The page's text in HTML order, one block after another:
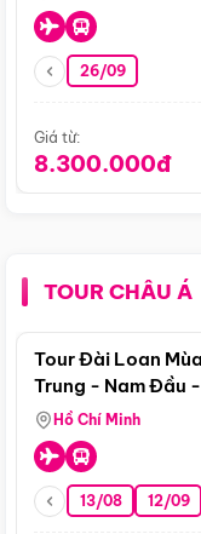
26/09
Giá từ:
8.300.000đ
TOUR CHÂU Á
Tour Đài Loan
Trung - Nam Đầu
Hồ Chí Minh
13/08 12/09